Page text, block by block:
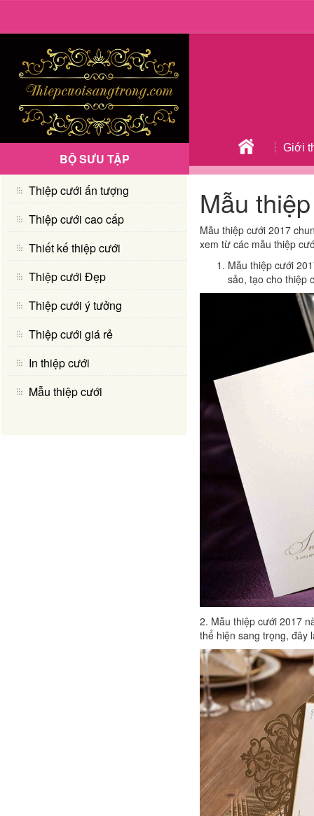
Giới
BỘ SƯU TẬP
Thiệp cưới ấn tượng
Thiệp cưới cao cấp
Thiết kế thiệp cưới
Thiệp cưới Đẹp
Thiệp cưới ý tưởng
Thiệp cưới giá rẻ
In thiệp cưới
Mẫu thiệp cưới
Mẫu
Mẫu thiệp cưới 2017
xem từ các mẫu thiệp
Mẫu thiệp cưới
sảo, tạo cho thiệp
2. Mẫu thiệp cưới 2017
thể hiện sang trọng, đây